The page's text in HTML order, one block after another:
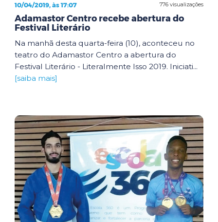
776 visualizações
10/04/2019, às 17:07
Adamastor Centro recebe abertura do
Festival Literário
Na manhã desta quarta-feira (10), aconteceu no
teatro do Adamastor Centro a abertura do
Festival Literário - Literalmente Isso 2019. Iniciati...
[saiba mais]